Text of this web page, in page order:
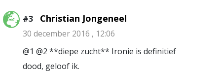
#3 Christian Jongeneel
30 december 2016 , 12:06
@1 @2 **diepe zucht** Ironie is definitief
dood, geloof ik.